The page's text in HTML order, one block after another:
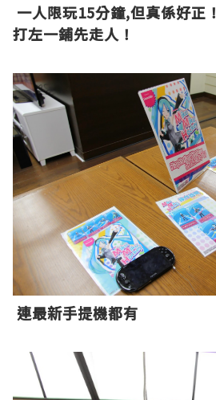
一人限玩15分鐘,但真係好正！
打左一鋪先走人！
連最新手提機都有